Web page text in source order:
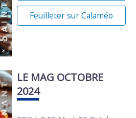
Feuilleter sur Calaméo
LE MAG OCTOBRE
2024